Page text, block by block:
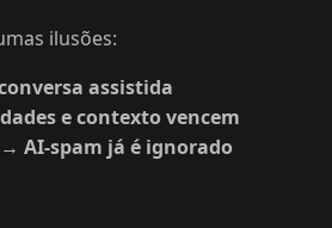
ilusões:
assistida
e contexto vencem
AI-spam já é ignorado